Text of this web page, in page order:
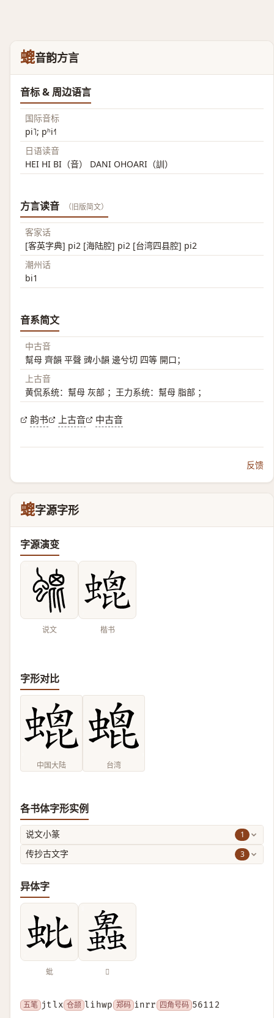
螕音韵方言
音标 & 周边语言
国际音标
pi˥; pʰi˧˥
日语读音
HEI HI BI（音） DANI OHOARI（訓）
方言读音 （旧版简文）
客家话
[客英字典] pi2 [海陆腔] pi2 [台湾四县腔] pi2
潮州话
bi1
音系简文
中古音
幫母 齊韻 平聲 豍小韻 邊兮切 四等 開口；
上古音
黄侃系统：幫母 灰部 ；王力系统：幫母 脂部 ；
韵书 上古音 中古音
反馈
螕字源字形
字源演变
说文 楷书
字形对比
中国大陆 台湾
各书体字形实例
说文小篆 1
传抄古文字 3
异体字
蚍 𧓎
五笔 jtlx 仓颉 lihwp 郑码 inrr 四角号码 56112